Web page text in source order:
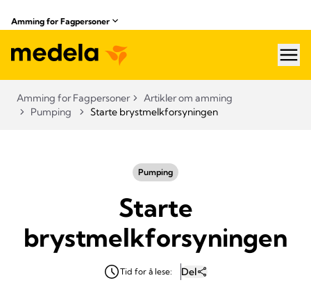
Amming for Fagpersoner
Amming for Fagpersoner
Artikler om amming
Pumping
Starte brystmelkforsyningen
Pumping
Starte
brystmelkforsyningen
Tid for å lese: Del